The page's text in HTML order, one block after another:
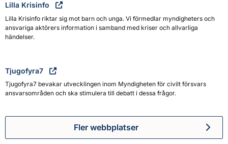
Lilla Krisinfo
Lilla Krisinfo riktar sig mot barn och unga. Vi förmedlar myndigheters och
ansvariga aktörers information i samband med kriser och allvarliga
händelser.
Tjugofyra7
Tjugofyra7 bevakar utvecklingen inom Myndigheten för civilt försvars
ansvarsområden och ska stimulera till debatt i dessa frågor.
Fler webbplatser